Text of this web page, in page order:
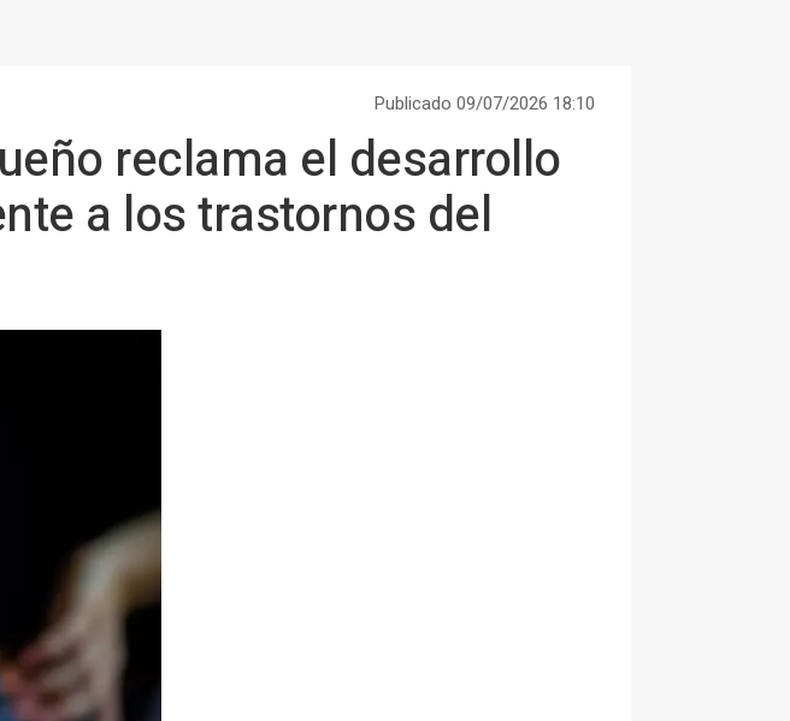
Publicado 09/07/2026 18:10
reclama el desarrollo
a los trastornos del